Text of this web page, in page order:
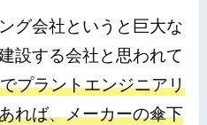
グ会社というと巨大な
設する会社と思われて
プラントエンジニアリ
れば、メーカーの傘下